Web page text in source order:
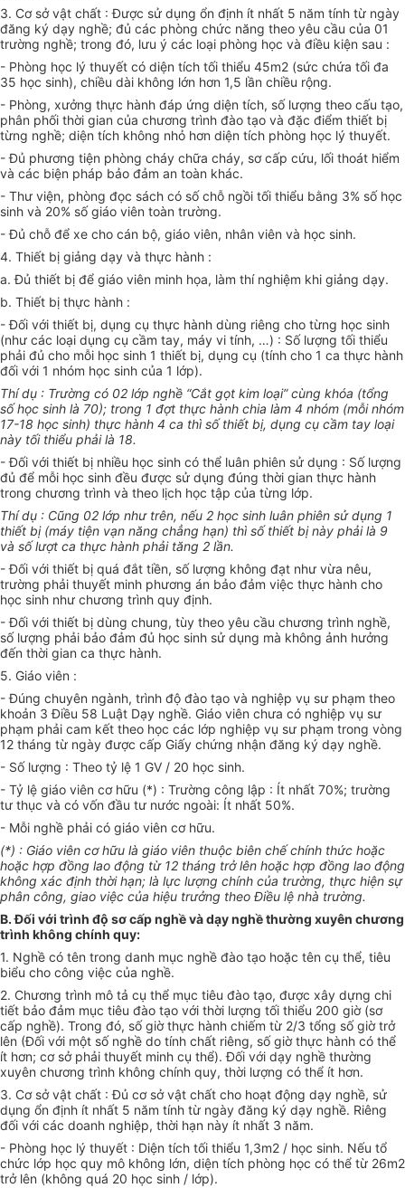
3. Cơ sở vật chất : Được sử dụng ổn định ít nhất 5 năm tính từ ngày
đăng ký dạy nghề; đủ các phòng chức năng theo yêu cầu của 01
trường nghề; trong đó, lưu ý các loại phòng học và điều kiện sau :
- Phòng học lý thuyết có diện tích tối thiểu 45m2 (sức chứa tối đa
35 học sinh), chiều dài không lớn hơn 1,5 lần chiều rộng.
- Phòng, xưởng thực hành đáp ứng diện tích, số lượng theo cấu tạo,
phân phối thời gian của chương trình đào tạo và đặc điểm thiết bị
từng nghề; diện tích không nhỏ hơn diện tích phòng học lý thuyết.
- Đủ phương tiện phòng cháy chữa cháy, sơ cấp cứu, lối thoát hiểm
và các biện pháp bảo đảm an toàn khác.
- Thư viện, phòng đọc sách có số chỗ ngồi tối thiểu bằng 3% số học
sinh và 20% số giáo viên toàn trường.
- Đủ chỗ để xe cho cán bộ, giáo viên, nhân viên và học sinh.
4. Thiết bị giảng dạy và thực hành :
a. Đủ thiết bị để giáo viên minh họa, làm thí nghiệm khi giảng dạy.
b. Thiết bị thực hành :
- Đối với thiết bị, dụng cụ thực hành dùng riêng cho từng học sinh
(như các loại dụng cụ cầm tay, máy vi tính, …) : Số lượng tối thiểu
phải đủ cho mỗi học sinh 1 thiết bị, dụng cụ (tính cho 1 ca thực hành
đối với 1 nhóm học sinh của 1 lớp).
Thí dụ : Trường có 02 lớp nghề “Cắt gọt kim loại” cùng khóa (tổng
số học sinh là 70); trong 1 đợt thực hành chia làm 4 nhóm (mỗi nhóm
17-18 học sinh) thực hành 4 ca thì số thiết bị, dụng cụ cầm tay loại
này tối thiểu phải là 18.
- Đối với thiết bị nhiều học sinh có thể luân phiên sử dụng : Số lượng
đủ để mỗi học sinh đều được sử dụng đúng thời gian thực hành
trong chương trình và theo lịch học tập của từng lớp.
Thí dụ : Cũng 02 lớp như trên, nếu 2 học sinh luân phiên sử dụng 1
thiết bị (máy tiện vạn năng chẳng hạn) thì số thiết bị này phải là 9
và số lượt ca thực hành phải tăng 2 lần.
- Đối với thiết bị quá đắt tiền, số lượng không đạt như vừa nêu,
trường phải thuyết minh phương án bảo đảm việc thực hành cho
học sinh như chương trình quy định.
- Đối với thiết bị dùng chung, tùy theo yêu cầu chương trình nghề,
số lượng phải bảo đảm đủ học sinh sử dụng mà không ảnh hưởng
đến thời gian ca thực hành.
5. Giáo viên :
- Đúng chuyên ngành, trình độ đào tạo và nghiệp vụ sư phạm theo
khoản 3 Điều 58 Luật Dạy nghề. Giáo viên chưa có nghiệp vụ sư
phạm phải cam kết theo học các lớp nghiệp vụ sư phạm trong vòng
12 tháng từ ngày được cấp Giấy chứng nhận đăng ký dạy nghề.
- Số lượng : Theo tỷ lệ 1 GV / 20 học sinh.
- Tỷ lệ giáo viên cơ hữu (*) : Trường công lập : Ít nhất 70%; trường
tư thục và có vốn đầu tư nước ngoài: Ít nhất 50%.
- Mỗi nghề phải có giáo viên cơ hữu.
(*) : Giáo viên cơ hữu là giáo viên thuộc biên chế chính thức hoặc
hoặc hợp đồng lao động từ 12 tháng trở lên hoặc hợp đồng lao động
không xác định thời hạn; là lực lượng chính của trường, thực hiện sự
phân công, giao việc của hiệu trưởng theo Điều lệ nhà trường.
B. Đối với trình độ sơ cấp nghề và dạy nghề thường xuyên chương
trình không chính quy:
1. Nghề có tên trong danh mục nghề đào tạo hoặc tên cụ thể, tiêu
biểu cho công việc của nghề.
2. Chương trình mô tả cụ thể mục tiêu đào tạo, được xây dựng chi
tiết bảo đảm mục tiêu đào tạo với thời lượng tối thiểu 200 giờ (sơ
cấp nghề). Trong đó, số giờ thực hành chiếm từ 2/3 tổng số giờ trở
lên (Đối với một số nghề do tính chất riêng, số giờ thực hành có thể
ít hơn; cơ sở phải thuyết minh cụ thể). Đối với dạy nghề thường
xuyên chương trình không chính quy, thời lượng có thể ít hơn.
3. Cơ sở vật chất : Đủ cơ sở vật chất cho hoạt động dạy nghề, sử
dụng ổn định ít nhất 5 năm tính từ ngày đăng ký dạy nghề. Riêng
đối với các doanh nghiệp, thời hạn này ít nhất 3 năm.
- Phòng học lý thuyết : Diện tích tối thiểu 1,3m2 / học sinh. Nếu tổ
chức lớp học quy mô không lớn, diện tích phòng học có thể từ 26m2
trở lên (không quá 20 học sinh / lớp).